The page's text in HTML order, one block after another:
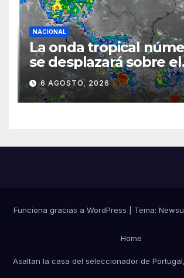
NACIONAL
La onda tropical
se desplazará sobre el
sureste mexicano
6 AGOSTO, 2026
Funciona gracias a WordPress Tema:
Home
Asaltan la casa del seleccionador de